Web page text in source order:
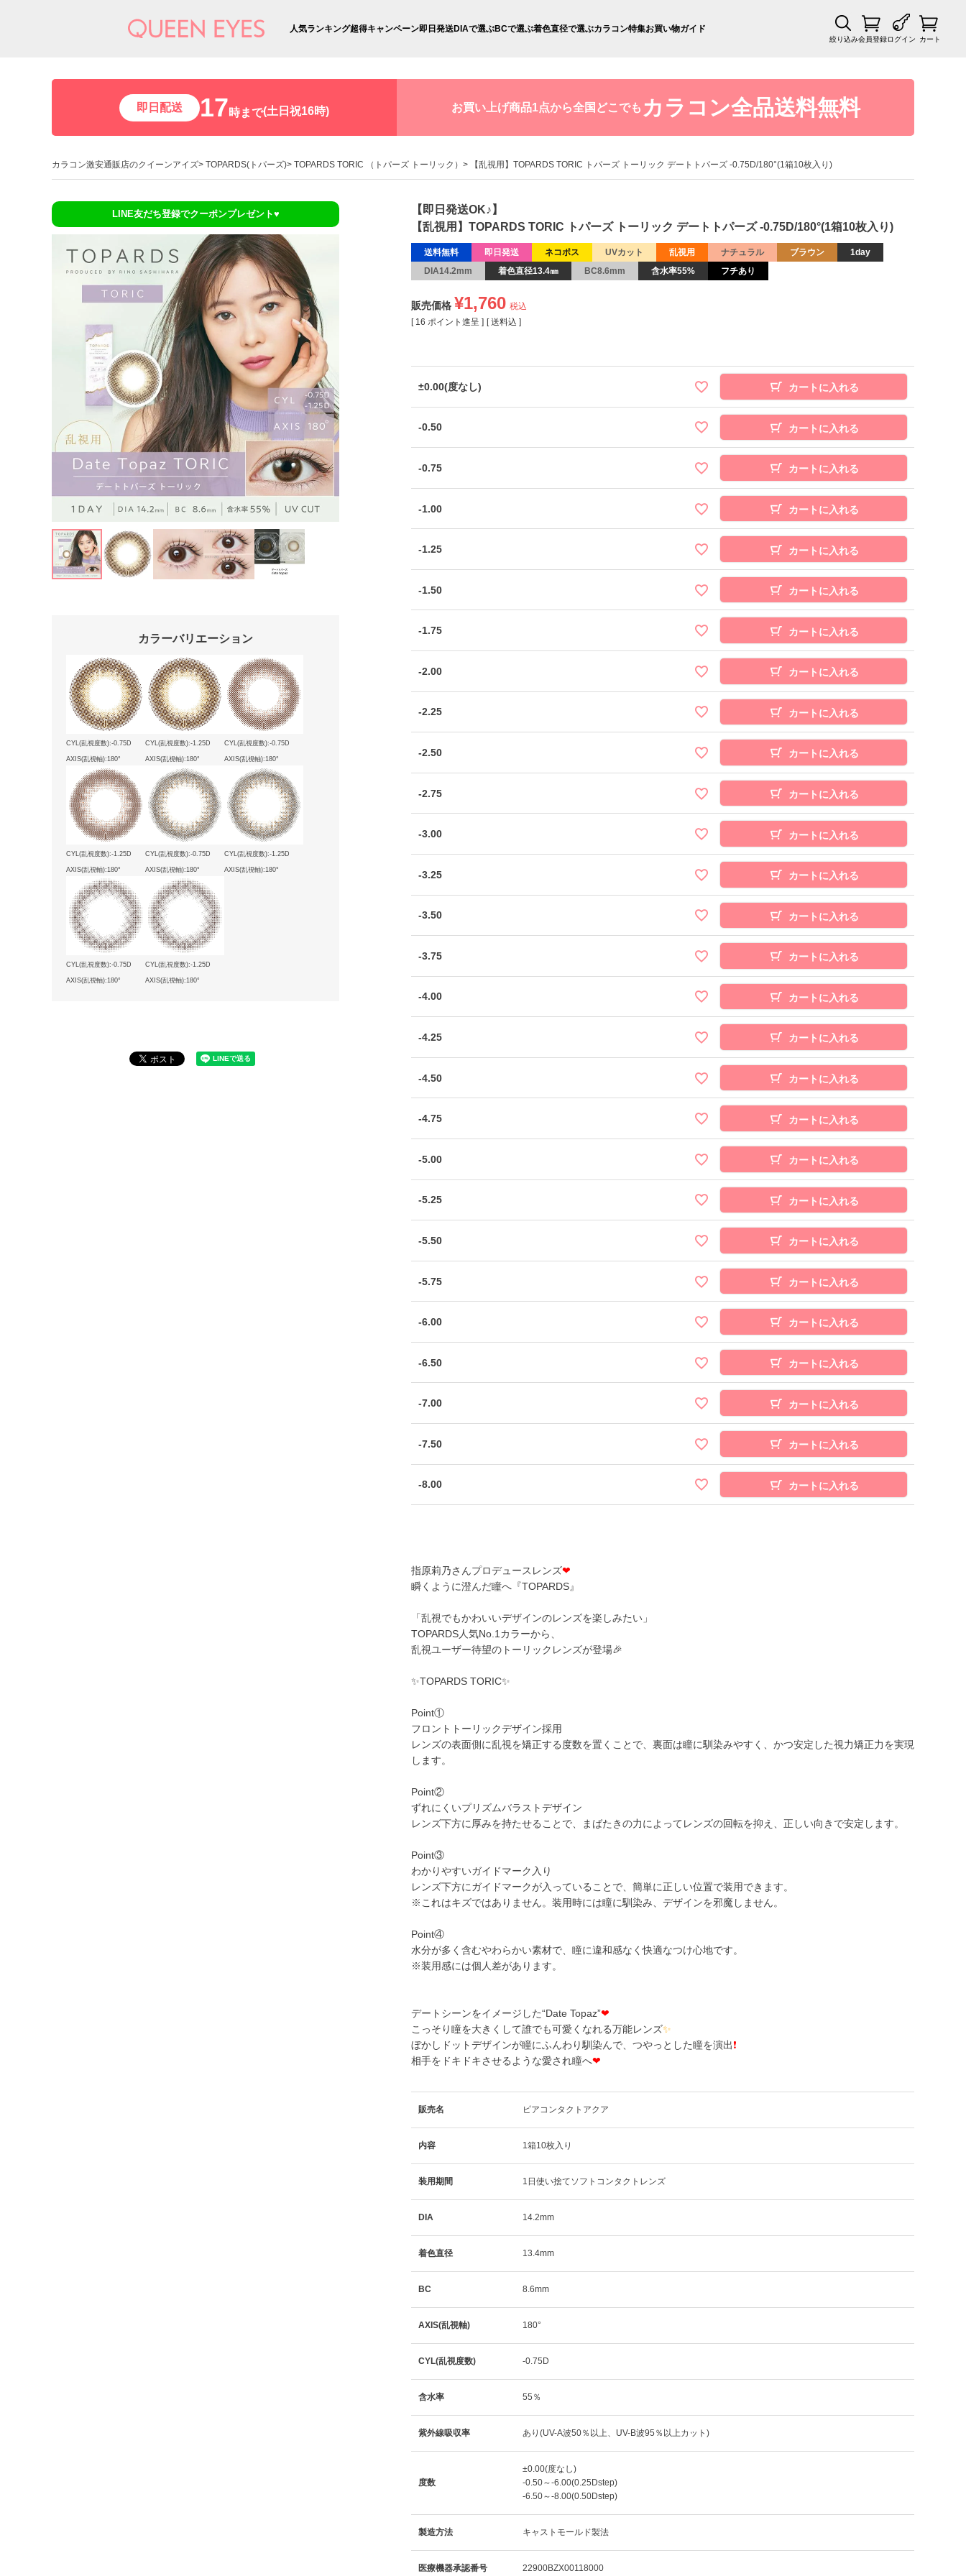
人気ランキング超得キャンペーン即日発送DIAで選ぶBCで選ぶ着色直径で選ぶカラコン特集お買い物ガイド
絞り込み会員登録ログイン カート
即日配送 17時まで(土日祝16時) お買い上げ商品1点から全国どこでも カラコン全品送料無料
カラコン激安通販店のクイーンアイズ TOPARDS(トパーズ) TOPARDS TORIC （トパーズ トーリック） 【乱視用】TOPARDS TORIC トパーズ トーリック デートトパーズ -0.75D/180°(1箱10枚入り)
LINE友だち登録でクーポンプレゼント♥
カラーバリエーション
CYL(乱視度数):-0.75D
AXIS(乱視軸):180°
CYL(乱視度数):-1.25D
AXIS(乱視軸):180°
CYL(乱視度数):-0.75D
AXIS(乱視軸):180°
CYL(乱視度数):-1.25D
AXIS(乱視軸):180°
CYL(乱視度数):-0.75D
AXIS(乱視軸):180°
CYL(乱視度数):-1.25D
AXIS(乱視軸):180°
CYL(乱視度数):-0.75D
AXIS(乱視軸):180°
CYL(乱視度数):-1.25D
AXIS(乱視軸):180°
【即日発送OK♪】
【乱視用】TOPARDS TORIC トパーズ トーリック デートトパーズ -0.75D/180°(1箱10枚入り)
送料無料 即日発送 ネコポス UVカット 乱視用 ナチュラル ブラウン
1day
DIA14.2mm
着色直径13.4㎜ BC8.6mm 含水率55% フチあり
販売価格 ¥1,760 税込
[ 16 ポイント進呈 ] 送料込
±0.00(度なし) カートに入れる
-0.50 カートに入れる
-0.75 カートに入れる
-1.00 カートに入れる
-1.25 カートに入れる
-1.50 カートに入れる
-1.75 カートに入れる
-2.00 カートに入れる
-2.25 カートに入れる
-2.50 カートに入れる
-2.75 カートに入れる
-3.00 カートに入れる
-3.25 カートに入れる
-3.50 カートに入れる
-3.75 カートに入れる
-4.00 カートに入れる
-4.25 カートに入れる
-4.50 カートに入れる
-4.75 カートに入れる
-5.00 カートに入れる
-5.25 カートに入れる
-5.50 カートに入れる
-5.75 カートに入れる
-6.00 カートに入れる
-6.50 カートに入れる
-7.00 カートに入れる
-7.50 カートに入れる
-8.00 カートに入れる
指原莉乃さんプロデュースレンズ❤
瞬くように澄んだ瞳へ『TOPARDS』
「乱視でもかわいいデザインのレンズを楽しみたい」
TOPARDS人気No.1カラーから、
乱視ユーザー待望のトーリックレンズが登場🎉
✨TOPARDS TORIC✨
Point①
フロントトーリックデザイン採用
レンズの表面側に乱視を矯正する度数を置くことで、裏面は瞳に馴染みやすく、かつ安定した視力矯正力を実現
します。
Point②
ずれにくいプリズムバラストデザイン
レンズ下方に厚みを持たせることで、まばたきの力によってレンズの回転を抑え、正しい向きで安定します。
Point③
わかりやすいガイドマーク入り
レンズ下方にガイドマークが入っていることで、簡単に正しい位置で装用できます。
※これはキズではありません。装用時には瞳に馴染み、デザインを邪魔しません。
Point④
水分が多く含むやわらかい素材で、瞳に違和感なく快適なつけ心地です。
※装用感には個人差があります。
デートシーンをイメージした“Date Topaz”❤
こっそり瞳を大きくして誰でも可愛くなれる万能レンズ✨
ぼかしドットデザインが瞳にふんわり馴染んで、つやっとした瞳を演出❗
相手をドキドキさせるような愛され瞳へ❤
販売名 ピアコンタクトアクア
内容 1箱10枚入り
装用期間 1日使い捨てソフトコンタクトレンズ
DIA 14.2mm
着色直径 13.4mm
BC 8.6mm
AXIS(乱視軸) 180°
CYL(乱視度数) -0.75D
含水率 55％
紫外線吸収率 あり(UV-A波50％以上、UV-B波95％以上カット)
度数
±0.00(度なし)
-0.50～-6.00(0.25Dstep)
-6.50～-8.00(0.50Dstep)
製造方法 キャストモールド製法
医療機器承認番号 22900BZX00118000